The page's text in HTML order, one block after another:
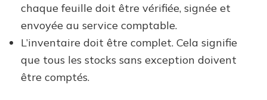
chaque feuille doit être vérifiée, signée et
envoyée au service comptable.
L’inventaire doit être complet. Cela signifie
que tous les stocks sans exception doivent
être comptés.